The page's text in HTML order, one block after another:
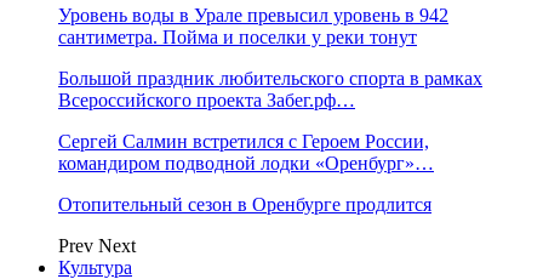
Уровень воды в Урале превысил уровень в 942
сантиметра. Пойма и поселки у реки тонут
Большой праздник любительского спорта в рамках
Всероссийского проекта Забег.рф…
Сергей Салмин встретился с Героем России,
командиром подводной лодки «Оренбург»…
Отопительный сезон в Оренбурге продлится
Prev Next
Культура